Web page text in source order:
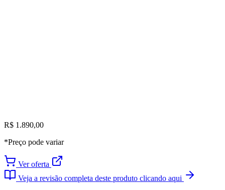
R$ 1.890,00
*Preço pode variar
Ver oferta
Veja a revisão completa deste produto clicando aqui